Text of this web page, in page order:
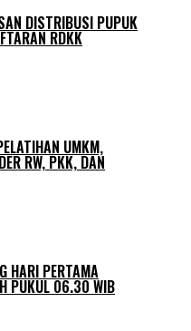
DISTRIBUSI PUPUK
RDKK
UMKM,
RW, PKK, DAN
HARI PERTAMA
PUKUL 06.30 WIB